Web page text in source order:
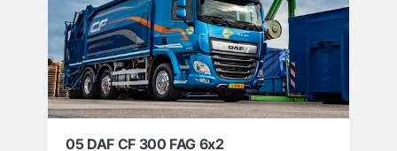
05 DAF CF 300 FAG 6x2